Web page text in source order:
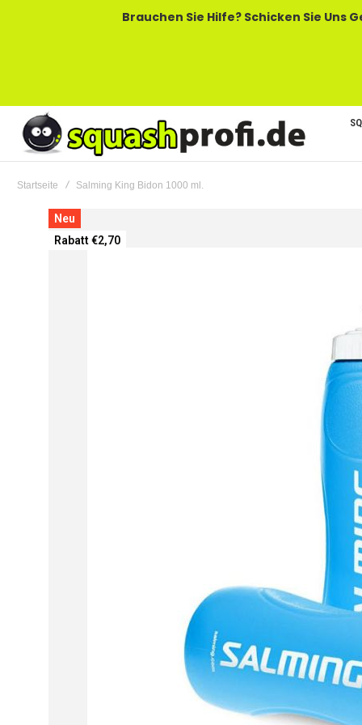
Brauchen Sie Hilfe? Schicken Sie Uns Gerne
Startseite Salming King Bidon 1000 ml.
Zum
Ende
der
Neu
Rabatt €2,70